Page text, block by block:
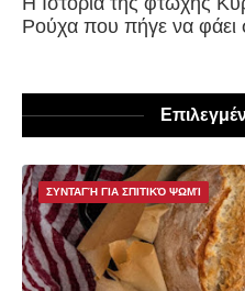
Ρούχα που πήγε να φάει
ΣΥΝΤΑΓΉ ΓΙΑ ΣΠΙΤΙΚΌ ΨΩΜΊ